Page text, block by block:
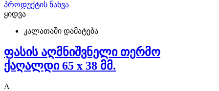
პროდუქტის ნახვა
ყიდვა
კალათაში დამატება
ფასის აღმნიშვნელი თერმო
ქაღალდი 65 x 38 მმ.
A